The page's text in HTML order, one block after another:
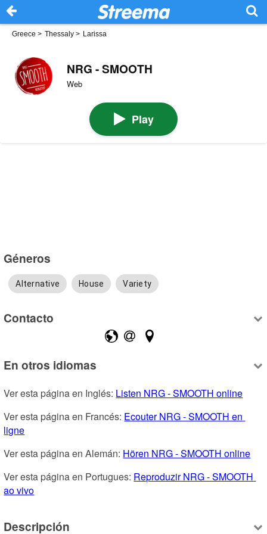
Greece > Thessaly > Larissa
NRG - SMOOTH
Web
Play
Géneros
Alternative House Variety
Contacto
En otros idiomas
Ver esta página en Inglés: Listen NRG - SMOOTH online
Ver esta página en Francés: Ecouter NRG - SMOOTH en
ligne
Ver esta página en Alemán: Hören NRG - SMOOTH online
Ver esta página en Portugues: Reproduzir NRG - SMOOTH
ao vivo
Descripción